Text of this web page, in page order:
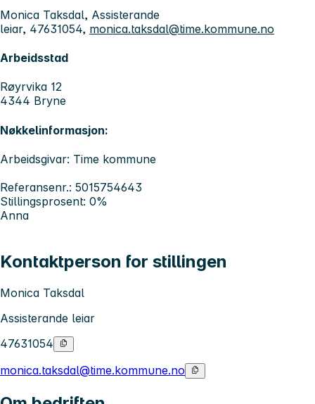
Monica Taksdal, Assisterande
leiar, 47631054, monica.taksdal@time.kommune.no
Arbeidsstad
Røyrvika 12
4344 Bryne
Nøkkelinformasjon:
Arbeidsgivar: Time kommune
Referansenr.: 5015754643
Stillingsprosent: 0%
Anna
Kontaktperson for stillingen
Monica Taksdal
Assisterande leiar
47631054
monica.taksdal@time.kommune.no